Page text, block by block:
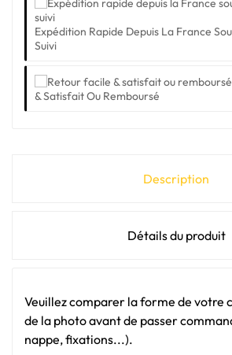
Expédition Rapide Depuis La France
Suivi
& Satisfait Ou Remboursé
Description
Détails du produit
Veuillez comparer la forme de votre
de la photo avant de passer
nappe, fixations...).